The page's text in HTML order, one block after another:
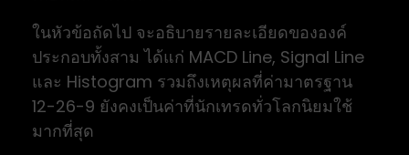
ในหัวข้อถัดไป จะอธิบายรายละเอียดขององค์
ประกอบทั้งสาม ได้แก่ MACD Line, Signal Line
และ Histogram รวมถึงเหตุผลที่ค่ามาตรฐาน
12-26-9 ยังคงเป็นค่าที่นักเทรดทั่วโลกนิยมใช้
มากที่สุด